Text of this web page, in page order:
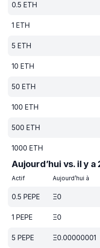
0.5 ETH
1 ETH
5 ETH
10 ETH
50 ETH
100 ETH
500 ETH
1000 ETH
Aujourd’hui vs. il y a
Actif Aujourd’hui à
0.5 PEPE Ξ0
1 PEPE Ξ0
5 PEPE Ξ0.00000001